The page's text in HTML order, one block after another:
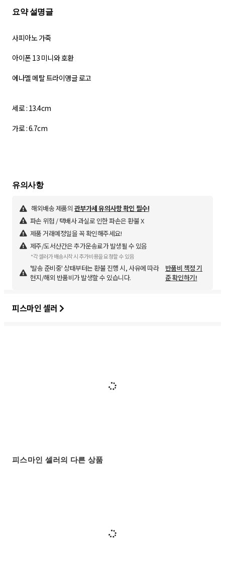
요약 설명글
사피아노 가죽
아이폰 13 미니와 호환
에나멜 메탈 트라이앵글 로고
세로 : 13.4cm
가로 : 6.7cm
유의사항
해외배송 제품의 관부가세 유의사항 확인 필수!
파손 위험 / 택배사 과실로 인한 파손은 환불 X
제품 거래예정일을 꼭 확인해주세요!
제주/도서산간은 추가운송료가 발생될 수 있음
*각 셀러가 배송시작 시 추가비용을 요청할 수 있음
'발송 준비중' 상태부터는 환불 진행 시, 사유에 따라
현지/해외 반품비가 발생할 수 있습니다.
반품비 책정 기
준 확인하기!
피스마인 셀러
피스마인 셀러의 다른 상품